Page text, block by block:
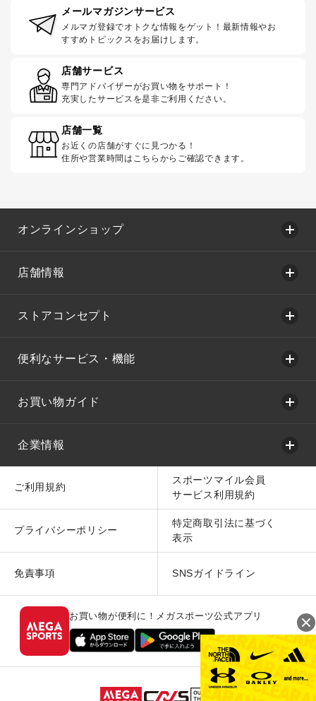
メールマガジンサービス
メルマガ登録でオトクな情報をゲット！最新情報やお
すすめトピックスをお届けします。
店舗サービス
専門アドバイザーがお買い物をサポート！
充実したサービスを是非ご利用ください。
店舗一覧
お近くの店舗がすぐに見つかる！
住所や営業時間はこちらからご確認できます。
オンラインショップ
店舗情報
ストアコンセプト
便利なサービス・機能
お買い物ガイド
企業情報
ご利用規約
スポーツマイル会員
サービス利用規約
プライバシーポリシー
特定商取引法に基づく
表示
免責事項 SNSガイドライン
お買い物が便利に！メガスポーツ公式アプリ